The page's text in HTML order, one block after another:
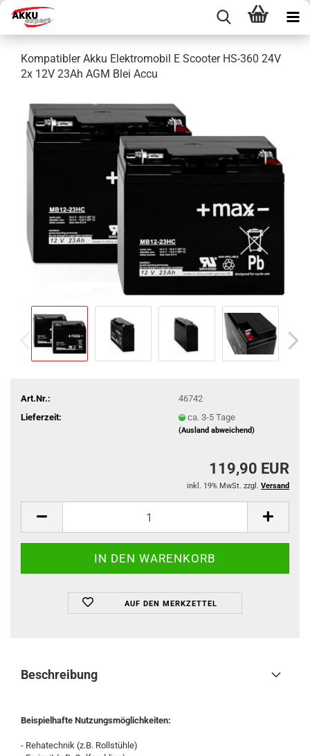
Kompatibler Akku Elektromobil E Scooter HS-360 24V
2x 12V 23Ah AGM Blei Accu
Art.Nr.:
46742
Lieferzeit:
ca. 3-5 Tage
(Ausland abweichend)
119,90 EUR
inkl. 19% MwSt. zzgl. Versand
AUF DEN MERKZETTEL
Beschreibung
Beispielhafte Nutzungsmöglichkeiten:
- Rehatechnik (z.B. Rollstühle)